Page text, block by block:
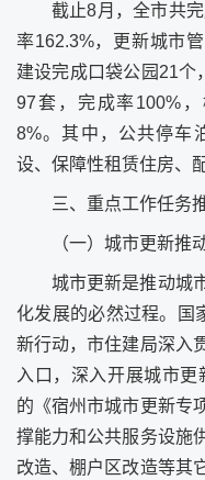
截止8月，全市共
率162.3%，更新城市
建设完成口袋公园21个
97套，完成率100%
8%。其中，公共停车
设、保障性租赁住房、
三、重点工作任务
（一）城市更新推
城市更新是推动城
化发展的必然过程。国
新行动，市住建局深入
入口，深入开展城市
的《宿州市城市更新专
撑能力和公共服务设施
改造、棚户区改造等其